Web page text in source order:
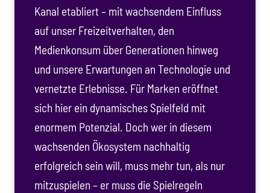
Kanal etabliert – mit wachsendem Einfluss
auf unser Freizeitverhalten, den
Medienkonsum über Generationen hinweg
und unsere Erwartungen an Technologie und
vernetzte Erlebnisse. Für Marken eröffnet
sich hier ein dynamisches Spielfeld mit
enormem Potenzial. Doch wer in diesem
wachsenden Ökosystem nachhaltig
erfolgreich sein will, muss mehr tun, als nur
mitzuspielen – er muss die Spielregeln